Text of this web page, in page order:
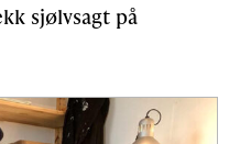
sjølvsagt på